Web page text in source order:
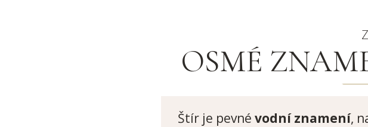
OSMÉ
Štír je pevné vodní znamení,